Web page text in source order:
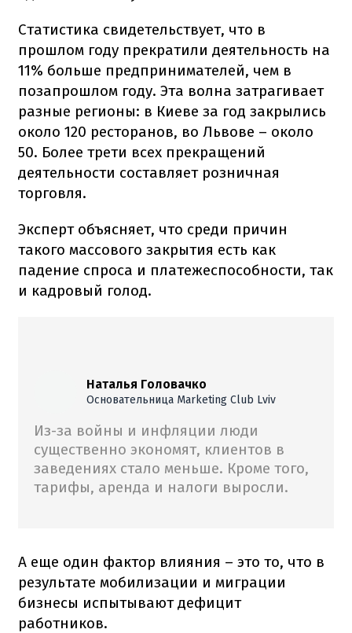
Статистика свидетельствует, что в
прошлом году прекратили деятельность на
11% больше предпринимателей, чем в
позапрошлом году. Эта волна затрагивает
разные регионы: в Киеве за год закрылись
около 120 ресторанов, во Львове – около
50. Более трети всех прекращений
деятельности составляет розничная
торговля.
Эксперт объясняет, что среди причин
такого массового закрытия есть как
падение спроса и платежеспособности, так
и кадровый голод.
Наталья Головачко
Основательница Marketing Club Lviv
Из-за войны и инфляции люди
существенно экономят, клиентов в
заведениях стало меньше. Кроме того,
тарифы, аренда и налоги выросли.
А еще один фактор влияния – это то, что в
результате мобилизации и миграции
бизнесы испытывают дефицит
работников.